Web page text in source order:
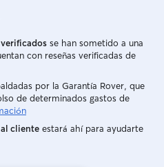
se han sometido a una
con reseñas verificadas de
por la Garantía Rover, que
de determinados gastos de
cliente estará ahí para ayudarte